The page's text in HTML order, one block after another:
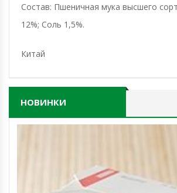
Состав: Пшеничная мука высшего
12%; Соль 1,5%.
Китай
НОВИНКИ